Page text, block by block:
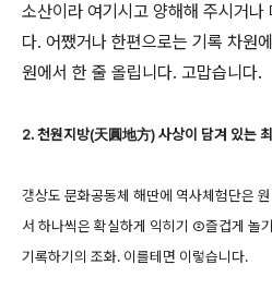
소산이라 여기시고 양해해 주시거나
다. 어쨌거나 한편으로는 기록 차원
원에서 한 줄 올립니다. 고맙습니다.
2. 천원지방(天圓地方) 사상이 담겨 있는
갱상도 문화공동체 해딴에 역사체험단은
서 하나씩은 확실하게 익히기 ②즐겁게 놀
기록하기의 조화. 이를테면 이렇습니다.